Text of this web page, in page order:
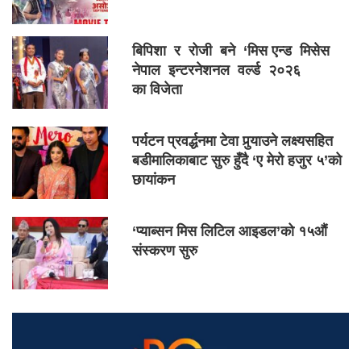
बिपिशा र रोजी बने ‘मिस एन्ड मिसेस
नेपाल इन्टरनेशनल वर्ल्ड २०२६
का विजेता
पर्यटन प्रवर्द्धनमा टेवा पुर्‍याउने लक्ष्यसहित
बडीमालिकाबाट सुरु हुँदै ‘ए मेरो हजुर ५’को
छायांकन
‘प्याब्सन मिस लिटिल आइडल’को १५औं
संस्करण सुरु